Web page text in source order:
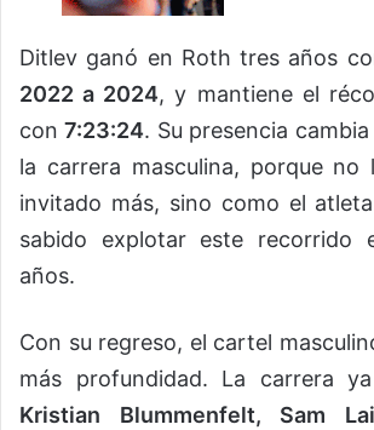
Ditlev ganó en Roth tres años
2022 a 2024, y mantiene el
con7:23:24. Su presencia
la carrera masculina, porque no
invitado más, sino como el
sabido explotar este recorrido
años.
Con su regreso, el cartel
más profundidad. La carrera
Kristian Blummenfelt, Sam